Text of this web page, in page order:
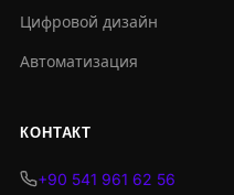
Цифровой дизайн
Автоматизация
КОНТАКТ
+90 541 961 62 56